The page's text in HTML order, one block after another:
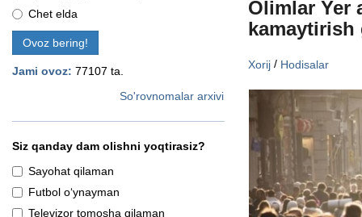
Chet elda
Ovoz bering!
Jami ovoz: 77107 ta.
So'rovnomalar arxivi
Siz qanday dam olishni yoqtirasiz?
Sayohat qilaman
Futbol o‘ynayman
Televizor tomosha qilaman
Olimlar Yer
kamaytirish
Xorij / Hodisalar